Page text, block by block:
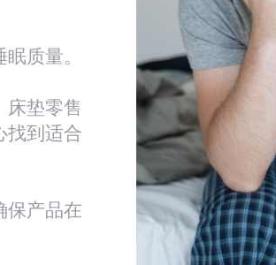
质量。
床垫零售
找到适合
保产品在